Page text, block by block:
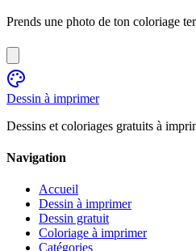
Prends une photo de ton coloriage
Dessin à imprimer
Dessins et coloriages gratuits à
Navigation
Accueil
Dessin à imprimer
Dessin gratuit
Coloriage à imprimer
Catégories